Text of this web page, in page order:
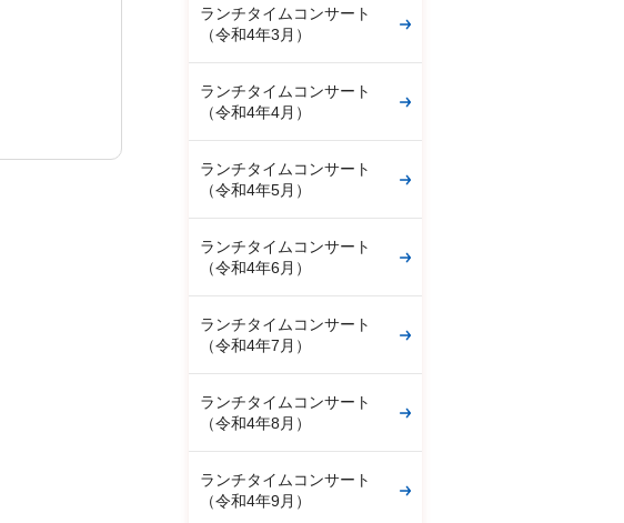
ランチタイムコンサート
（令和4年3月）
ランチタイムコンサート
（令和4年4月）
ランチタイムコンサート
（令和4年5月）
ランチタイムコンサート
（令和4年6月）
ランチタイムコンサート
（令和4年7月）
ランチタイムコンサート
（令和4年8月）
ランチタイムコンサート
（令和4年9月）